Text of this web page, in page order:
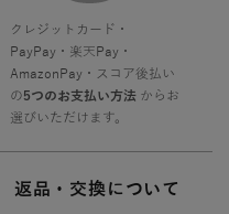
クレジットカード・
PayPay・楽天Pay・
AmazonPay・スコア後払い
の5つのお支払い方法からお
選びいただけます。
返品・交換について